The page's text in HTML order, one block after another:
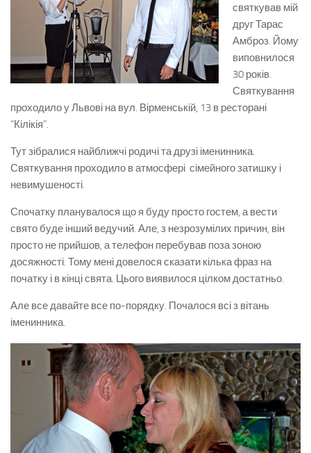
святкував мій
друг Тарас
Амброз. Йому
виповнилося
30 років.
Святкування
проходило у Львові на вул. Вірменській, 13 в ресторані
“Кілікія”.
Тут зібралися найближчі родичі та друзі іменинника.
Святкування проходило в атмосфері сімейного затишку і
невимушеності.
Спочатку планувалося що я буду просто гостем, а вести
свято буде інший ведучий. Але, з незрозумілих причин, він
просто не прийшов, а телефон перебував поза зоною
досяжності. Тому мені довелося сказати кілька фраз на
початку і в кінці свята. Цього виявилося цілком достатньо.
Але все давайте все по-порядку. Почалося всі з вітань
іменинника.